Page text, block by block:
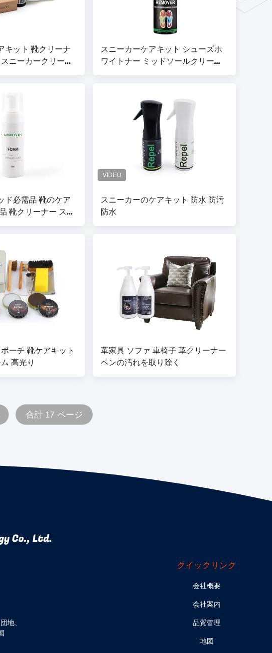
キット 靴クリーナ
ニーカークリーナ
ナー
スニーカーケアキット シューズホ
ワイトナー ミッドソールクリーナ
ー 革,キャンバス,ビニール,ナイロ
ド必需品 靴のケア
靴クリーナー スニ
ングシャンプー
スニーカーのケアキット 防水 防汚
防水
ーチ 靴ケアキット
高光り
革家具 ソファ 車椅子 革クリーナー
ペンの汚れを取り除く
合計 17 ページ
Co., Ltd.
地、
クイックリンク
会社概要
会社案内
品質管理
地図